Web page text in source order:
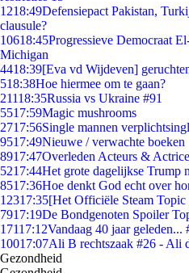
1218:49Defensiepact Pakistan,
clausule?
10618:45Progressieve Democraat
Michigan
4418:39[Eva vd Wijdeven]
518:38Hoe hiermee om te gaan?
21118:35Russia vs Ukraine #91
5517:59Magic mushrooms
2717:56Single mannen
9517:49Nieuwe / verwachte boeken
8917:47Overleden Acteurs &
5217:44Het grote dagelijkse Trump
8517:36Hoe denkt God echt over
12317:35[Het Officiële Steam Topic
7917:19De Bondgenoten Spoiler
17117:12Vandaag 40 jaar geleden...
10017:07Ali B rechtszaak #26 - Ali
Gezondheid